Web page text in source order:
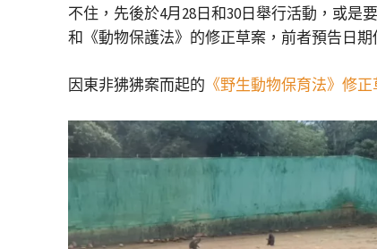
不住，先後於4月28日和30日舉行活動，或是
和《動物保護法》的修正草案，前者預告日
因東非狒狒案而起的 《野生動物保育法》修